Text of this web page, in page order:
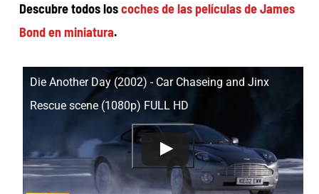
Descubre todos loscoches de las películas de James
Bond en miniatura.
Die Another Day (2002) - Car Chaseing and Jinx
Rescue scene (1080p) FULL HD